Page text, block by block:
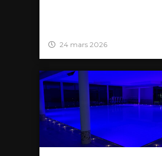
24 mars 2026